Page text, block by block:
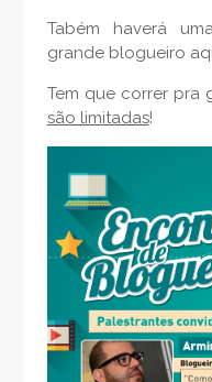
Tabém haverá
grande blogueiro
Tem que correr pra
são limitadas!